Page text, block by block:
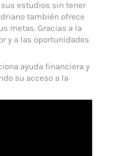
estudios sin tener
también ofrece
metas. Gracias a la
y a las oportunidades
ayuda financiera y
su acceso a la